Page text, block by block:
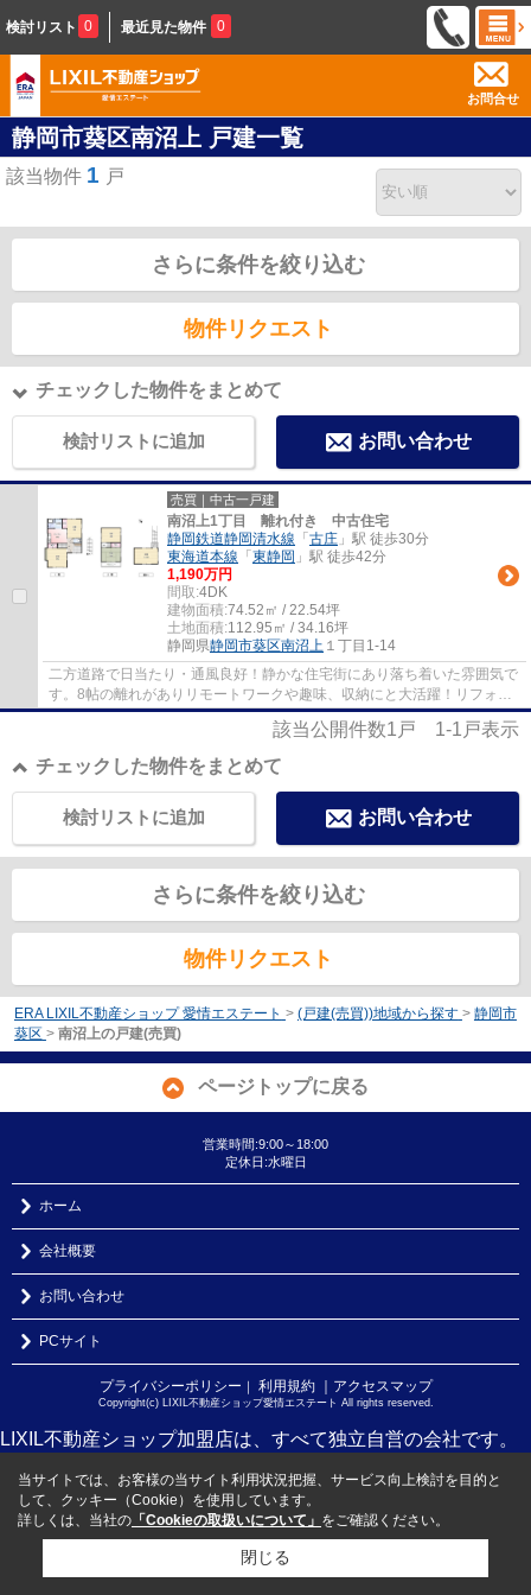
検討リスト 0 最近見た物件 0
お問合せ
静岡市葵区南沼上 戸建一覧
該当物件 1 戸
さらに条件を絞り込む
物件リクエスト
チェックした物件をまとめて
検討リストに追加 お問い合わせ
売買｜中古一戸建
南沼上1丁目 離れ付き 中古住宅
静岡鉄道静岡清水線 「 古庄 」駅 徒歩30分
東海道本線 「 東静岡 」駅 徒歩42分
1,190万円
間取:4DK
建物面積:74.52㎡ / 22.54坪
土地面積:112.95㎡ / 34.16坪
静岡県静岡市葵区南沼上 １丁目1-14
二方道路で日当たり・通風良好！静かな住宅街にあり落ち着いた雰囲気で
す。8帖の離れがありリモートワークや趣味、収納にと大活躍！リフォー
ム工事もぜひご相談ください！学区：千代田...
該当公開件数1 戸 1-1 戸表示
チェックした物件をまとめて
お問い合わせ
検討リストに追加
さらに条件を絞り込む
物件リクエスト
ERA LIXIL不動産ショップ 愛情エステート > (戸建(売買))地域から探す > 静岡市
葵区 > 南沼上の戸建(売買)
ページトップに戻る
営業時間:9:00～18:00
定休日:水曜日
ホーム
会社概要
お問い合わせ
PCサイト
プライバシーポリシー ｜ 利用規約 ｜アクセスマップ
Copyright(c) LIXIL不動産ショップ愛情エステート All rights reserved.
LIXIL不動産ショップ加盟店は、すべて独立自営の会社です。
当サイトでは、お客様の当サイト利用状況把握、サービス向上検討を目的と
して、クッキー（Cookie）を使用しています。
詳しくは、当社の 「Cookieの取扱いについて」 をご確認ください。
閉じる